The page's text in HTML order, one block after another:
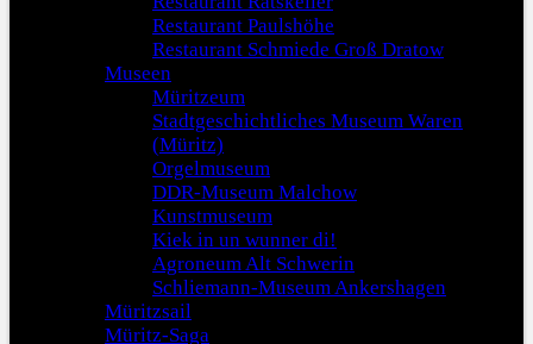
Restaurant Paulshöhe
Restaurant Schmiede Groß Dratow
Museen
Müritzeum
Stadtgeschichtliches Museum Waren
(Müritz)
Orgelmuseum
DDR-Museum Malchow
Kunstmuseum
Kiek in un wunner di!
Agroneum Alt Schwerin
Schliemann-Museum Ankershagen
Müritzsail
Müritz-Saga